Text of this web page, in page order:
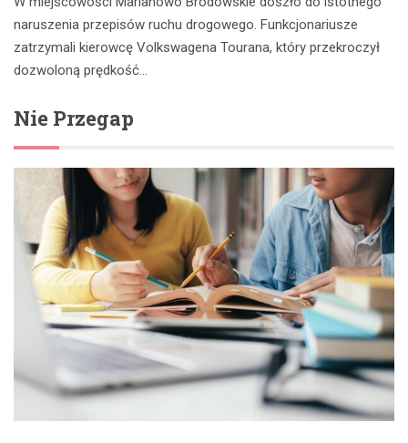
naruszenia przepisów ruchu drogowego. Funkcjonariusze
zatrzymali kierowcę Volkswagena Tourana, który przekroczył
dozwoloną prędkość…
Nie Przegap